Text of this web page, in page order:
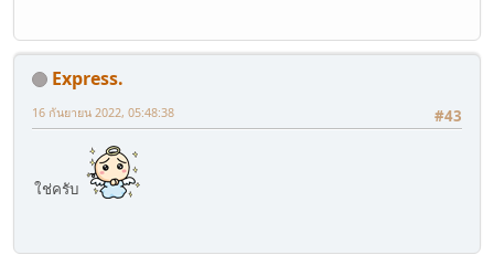
Express.
#43
16 กันยายน 2022, 05:48:38
ใช่ครับ